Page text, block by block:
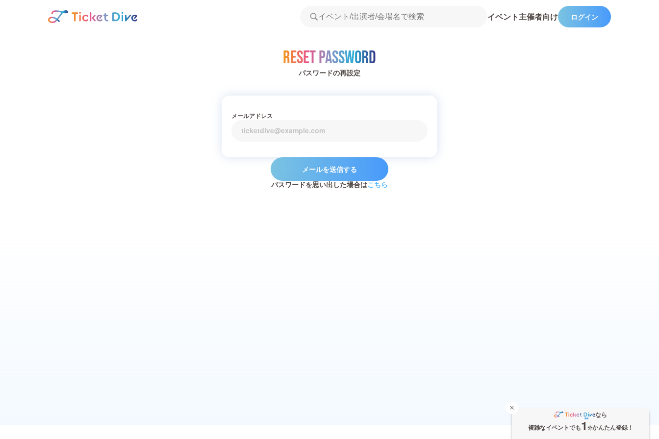
イベント主催者向け ログイン
Reset Password
パスワードの再設定
メールアドレス
メールを送信する
パスワードを思い出した場合はこちら
なら
複雑なイベントでも1 分かんたん登録！